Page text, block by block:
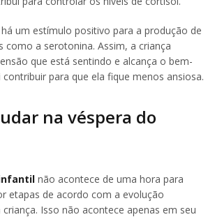
um estímulo positivo para a produção de
como a serotonina. Assim, a criança
que está sentindo e alcança o bem-
para que ela fique menos ansiosa.
na véspera do
não acontece de uma hora para
etapas de acordo com a evolução
Isso não acontece apenas em seu